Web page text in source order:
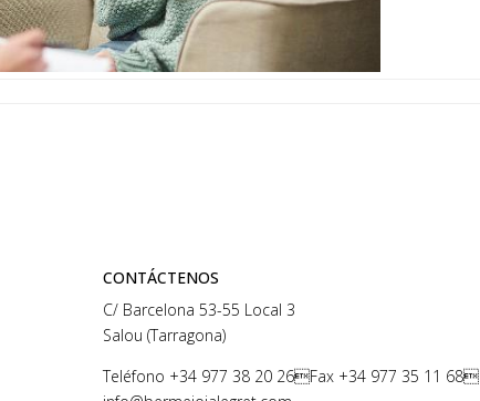
CONTÁCTENOS
C/ Barcelona 53-55 Local 3
Salou (Tarragona)
Teléfono +34 977 38 20 26Fax +34 977 35 11 68